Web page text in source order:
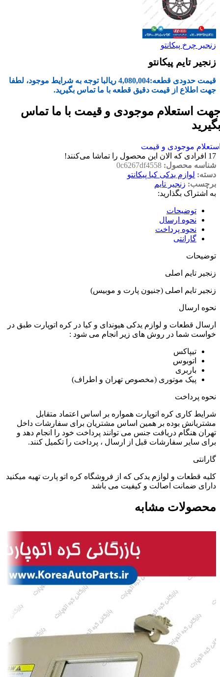
زنجیر چرخ پیکانتو
زنجیر تایم پیکانتو
قیمت حدودی قطعه:4,080,004 ریالبا توجه به شرایط موجود، لطفا
جهت اطلاع از قیمت دقیق قطعه با ما تماس بگیرید.
استعلام موجودی و قیمت با ما تماس
موجودی و قیمت
17 افرادی که الان این محصول را تماشا می‌کنند!
شناسه محصول: 0c6267df4558
دسته: لوازم یدکی کیا پیکانتو
برچسب: زنجیر تایم
به اشتراک بگذارید:
توضیحات
نحوه ارسال
نحوه پرداخت
گارانتی
توضیحات
زنجیر تایم اصلی
زنجیر تایم اصلی (جنیون پارت و موبیس)
نحوه ارسال
ارسال قطعات و لوازم یدکی هیوندای و کیا در کره اتوپارت طبق در
خواست شما در روش های زیر انجام می شود :
تیپاکس
اتوبوس
باربری
پیک موتوری (مخصوص تهران و اطراف)
نحوه پرداخت
شرایط کاری کره اتوپارت همواره بر اساس اعتماد متقابل
مشتریانش بوده بر همین اساس مشتریان برای سفارشات داخل
تهران هنگام دریافت جنس می توانند پرداخت خود را انجام دهد و
برای سایر سفارشات قبل از ارسال ، پرداخت را تکمیل کنند.
گارانتی
کلیه قطعات و لوازم یدکی که از فروشگاه کره اتو پارت تهیه میکنید
دارای ضمانت اصالت و کیفیت می باشد
محصولات مشابه